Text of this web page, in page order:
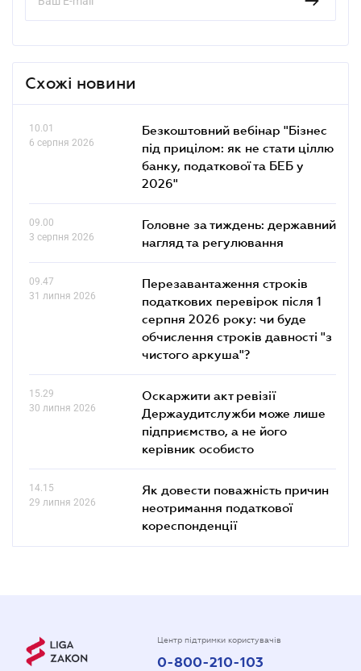
Схожі новини
10.01
6 серпня 2026
Безкоштовний вебінар "Бізнес
під прицілом: як не стати ціллю
банку, податкової та БЕБ у
2026"
09.00
3 серпня 2026
Головне за тиждень: державний
нагляд та регулювання
09.47
31 липня 2026
Перезавантаження строків
податкових перевірок після 1
серпня 2026 року: чи буде
обчислення строків давності "з
чистого аркуша"?
15.29
30 липня 2026
Оскаржити акт ревізії
Держаудитслужби може лише
підприємство, а не його
керівник особисто
14.15
29 липня 2026
Як довести поважність причин
неотримання податкової
кореспонденції
Центр підтримки користувачів
0-800-210-103